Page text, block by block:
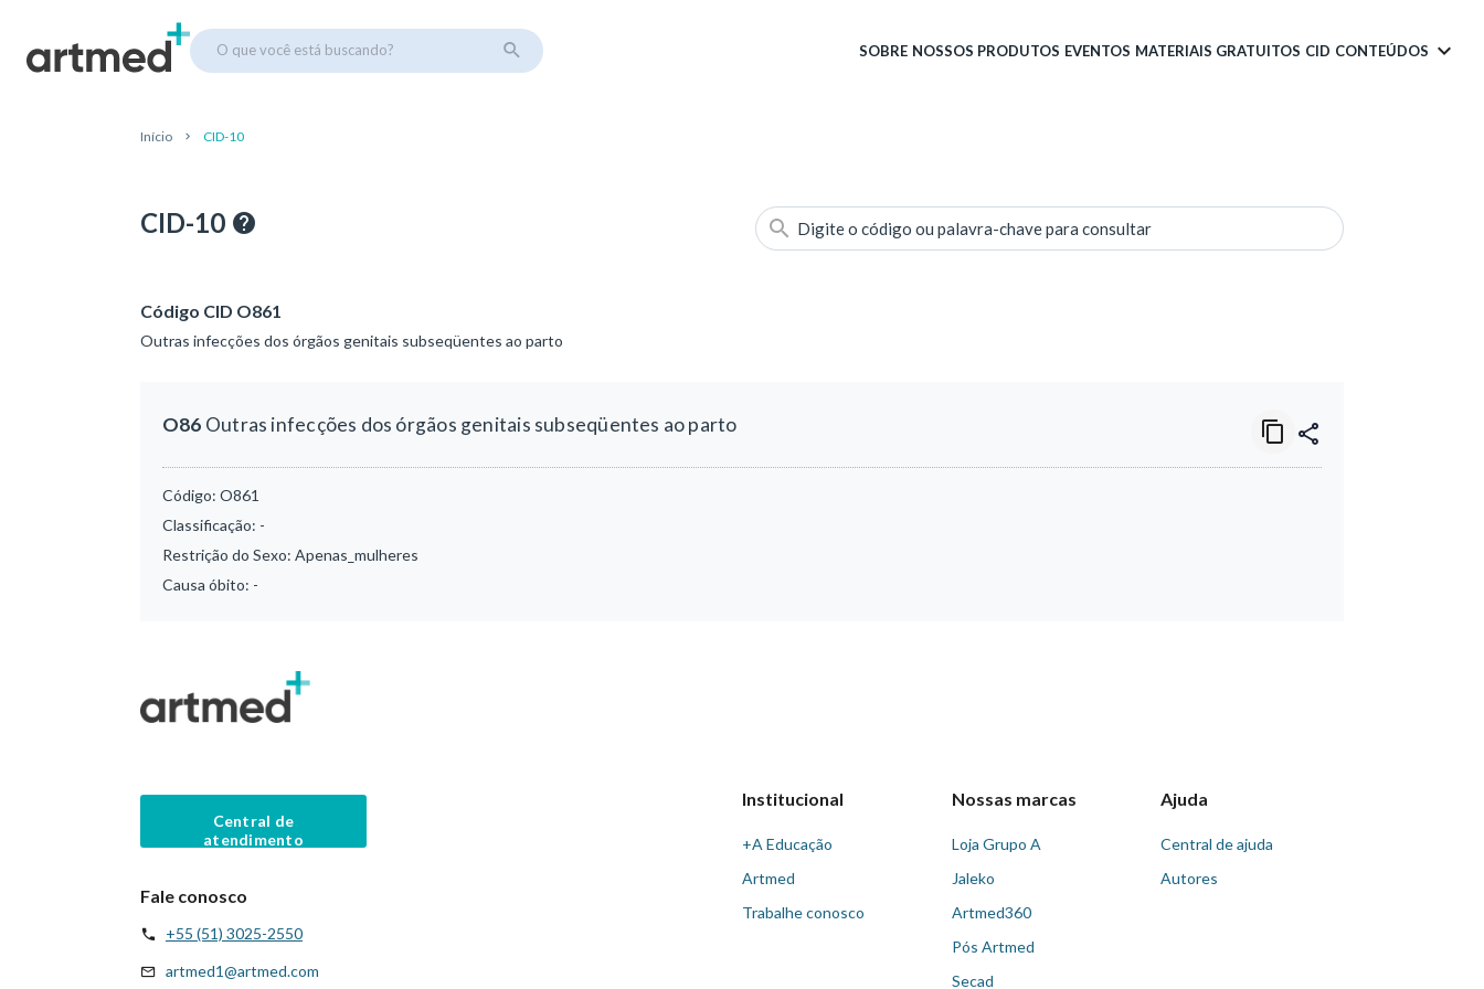
O que você está buscando? SOBRE NOSSOS PRODUTOS EVENTOS MATERIAIS GRATUITOS CID CONTEÚDOS
Início CID-10
CID-10 Digite o código ou palavra-chave para consultar
Código CID O861
Outras infecções dos órgãos genitais subseqüentes ao parto
O86 Outras infecções dos órgãos genitais subseqüentes ao parto
Código: O861
Classificação: -
Restrição do Sexo: Apenas_mulheres
Causa óbito: -
Central de
atendimento
Fale conosco
+55 (51) 3025-2550
artmed1@artmed.com
Institucional
+A Educação
Artmed
Trabalhe conosco
Nossas marcas
Loja Grupo A
Jaleko
Artmed360
Pós Artmed
Secad
Ajuda
Central de ajuda
Autores